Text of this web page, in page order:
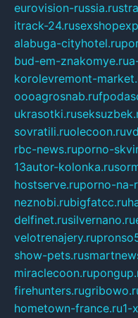
eurovision-russia.ru
itrack-24.ru
alabuga-cityhotel.ru
bud-em-znakomye.ru
korolevremont-
oooagrosnab.ru
ukrasotki.ru
sovratili.ruolecoon.ru
rbc-news.ruporno-
13autor-kolonka.ru
hostserve.ruporno-na-
neznobi.rubigfatcc.ru
delfinet.rusilvernano.ru
velotrenajery.ru
show-pets.ru
miraclecoon.ru
firehunters.ru
hometown-france.ru1-